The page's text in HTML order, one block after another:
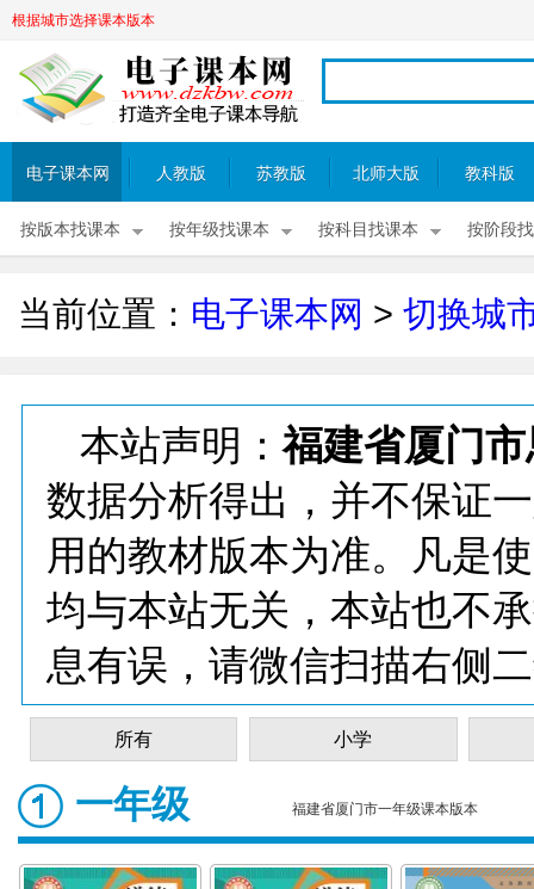
根据城市选择课本版本
电子课本网 人教版 苏教版 北师大版 教科版
按版本找课本 按年级找课本 按科目找课本 按阶段
当前位置： 电子课本网 > 切换城
本站声明：福建省厦门
数据分析得出，并不保证
用的教材版本为准。凡是
均与本站无关，本站也不
息有误，请微信扫描右侧
所有 小学
一年级 福建省厦门市一年级课本版本